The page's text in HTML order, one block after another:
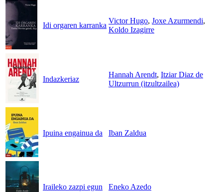
Idi orgaren karranka
Victor Hugo, Joxe Azurmendi,
Koldo Izagirre
Indazkeriaz
Hannah Arendt, Itziar Diaz de
Ultzurrun (itzultzailea)
Ipuina engainua da Iban Zaldua
Iraileko zazpi egun Eneko Azedo